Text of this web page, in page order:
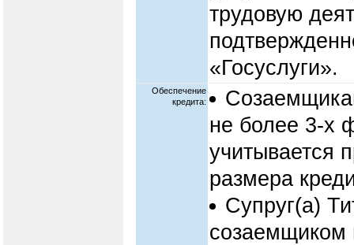
трудовую
«Госуслуги».
Обеспечение
кредита:
не более 3-х
учитывается
размера
Супруг(а)
созаемщиком